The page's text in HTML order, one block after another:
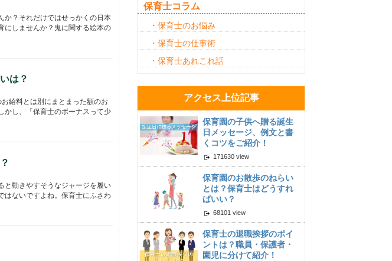
か？それだけではせっかくの日本
にしませんか？鬼に関する絵本の
は？
給料とは別にまとまった額のお
かし、「保育士のボーナスって少
と動きやすそうなジャージを履い
はないですよね。保育士にふさわ
保育士コラム
・保育士のお悩み
・保育士の仕事術
・保育士あれこれ話
アクセス上位記事
保育園の子供へ贈る誕生
日メッセージ、例文と書
くコツをご紹介！
171630 view
保育園のお散歩のねらい
とは？保育士はどうすれ
ばいい？
68101 view
保育士の退職挨拶のポイ
ントは？職員・保護者・
園児に分けて紹介！